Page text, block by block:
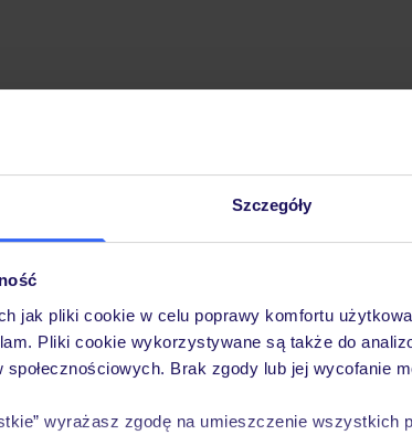
Szczegóły
jak pliki cookie w celu poprawy komfortu
Pliki cookie wykorzystywane są także do
Brak zgody lub jej wycofanie
wyrażasz zgodę na umieszczenie wszystkich
Pobierz bezpłatną
Szybkie wyszukiwanie i
Kontakt z TUI i wszystkie